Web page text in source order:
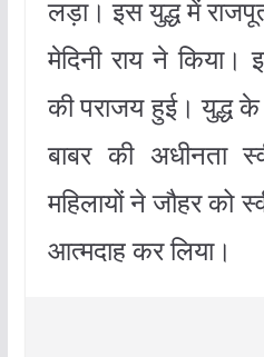
लड़ा। इस युद्ध में
मेदिनी राय ने किया।
की पराजय हुई। युद्ध के
बाबर की अधीनता
महिलायों ने जौहर को
आत्मदाह कर लिया।